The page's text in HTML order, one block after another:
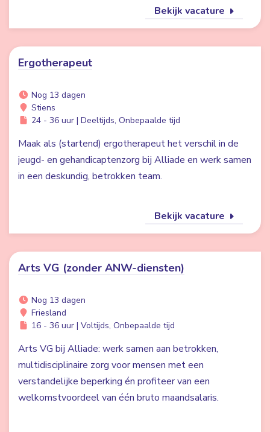
Bekijk vacature
Ergotherapeut
Nog 13 dagen
Stiens
24 - 36 uur | Deeltijds, Onbepaalde tijd
Maak als (startend) ergotherapeut het verschil in de
jeugd- en gehandicaptenzorg bij Alliade en werk samen
in een deskundig, betrokken team.
Bekijk vacature
Arts VG (zonder ANW-diensten)
Nog 13 dagen
Friesland
16 - 36 uur | Voltijds, Onbepaalde tijd
Arts VG bij Alliade: werk samen aan betrokken,
multidisciplinaire zorg voor mensen met een
verstandelijke beperking én profiteer van een
welkomstvoordeel van één bruto maandsalaris.